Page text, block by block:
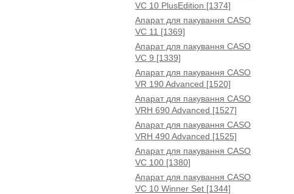
VC 10 PlusEdition [1374]
Апарат для пакування CASO
VC 11 [1369]
Апарат для пакування CASO
VC 9 [1339]
Апарат для пакування CASO
VR 190 Advanced [1520]
Апарат для пакування CASO
VRH 690 Advanced [1527]
Апарат для пакування CASO
VRH 490 Advanced [1525]
Апарат для пакування CASO
VC 100 [1380]
Апарат для пакування CASO
VC 10 Winner Set [1344]